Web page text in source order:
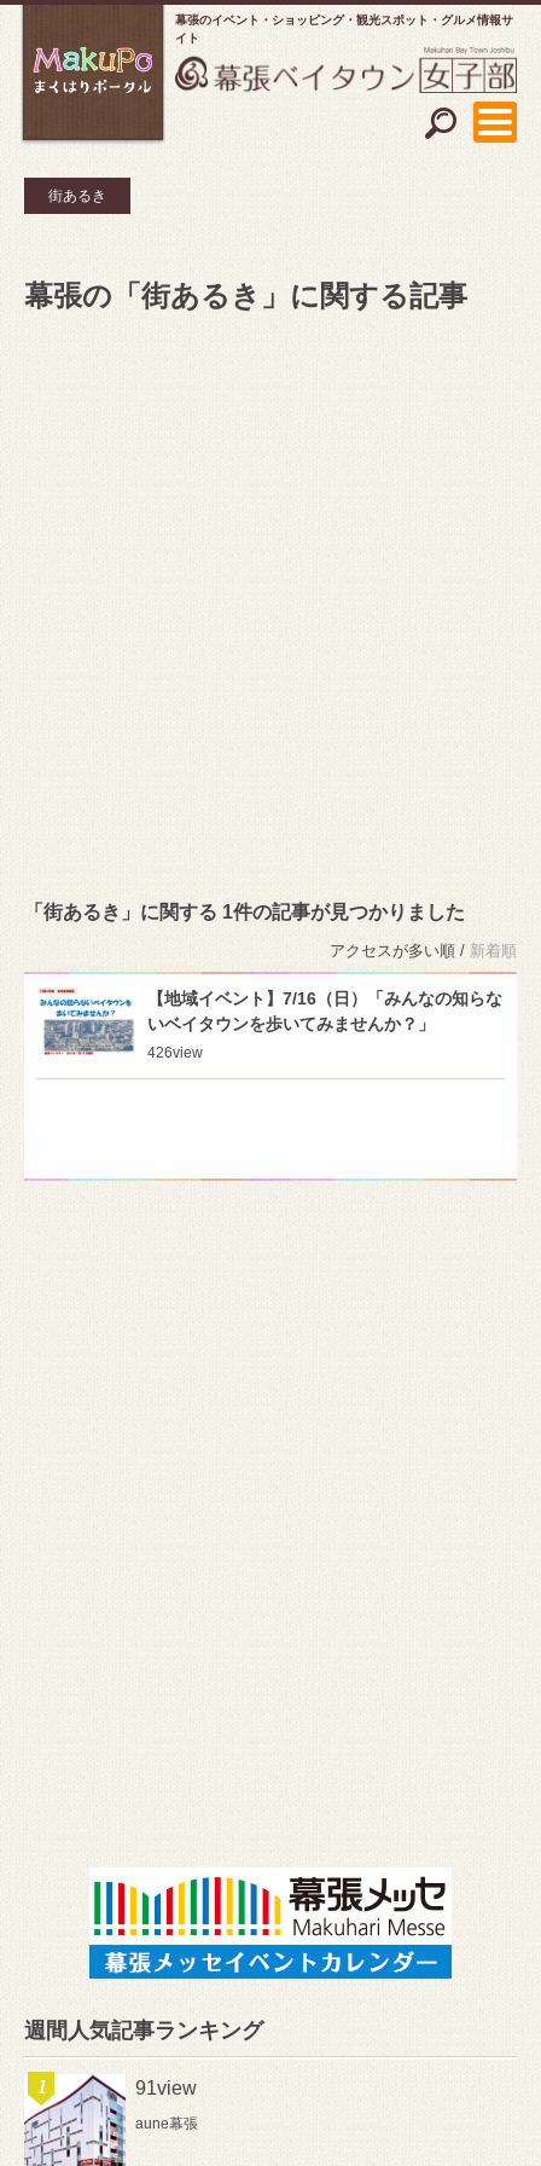
幕張のイベント・ショッピング
観光スポット・グルメ情報サ
イト
街あるき
幕張の「街あるき」に関する記事
「街あるき」に関する 1件の記事が見つかりました
アクセスが多い順 / 新着順
【地域イベント】7/16（日）「みんなの知らな
いベイタウンを歩いてみませんか？」
426view
週間人気記事ランキング
91view
aune幕張